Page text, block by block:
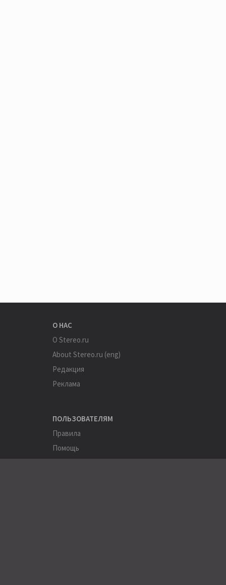
О НАС
О Stereo.ru
About Stereo.ru (eng)
Редакция
Реклама
ПОЛЬЗОВАТЕЛЯМ
Правила
Помощь